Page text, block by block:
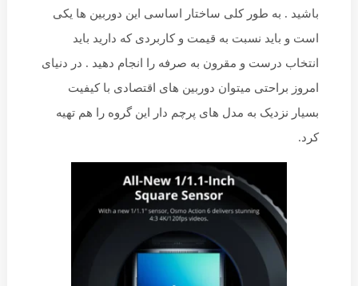
باشید . به طور کلی ساختار اساسی این دوربین ها یکی
است و باید نسبت به قیمت و کاربردی که دارید باید
انتخاب درست و مقرون به صرفه را انجام دهید . در دنیای
امروز براحتی میتوان دوربین های اقتصادی با کیفیت
بسیار نزدیک به مدل های پرچم دار این گروه را هم تهیه
کرد.